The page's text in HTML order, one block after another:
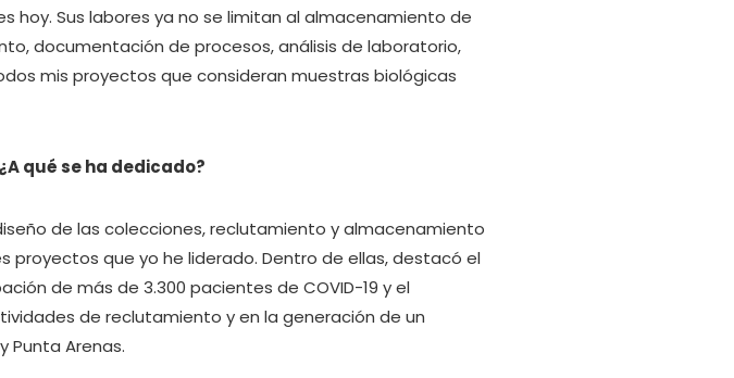
hoy. Sus labores ya no se limitan al almacenamiento de
documentación de procesos, análisis de laboratorio,
mis proyectos que consideran muestras biológicas
qué se ha dedicado?
de las colecciones, reclutamiento y almacenamiento
que yo he liderado. Dentro de ellas, destacó el
de más de 3.300 pacientes de COVID-19 y el
de reclutamiento y en la generación de un
Punta Arenas.